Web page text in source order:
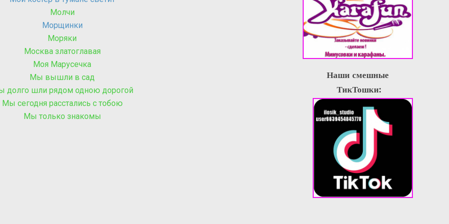
Наши смешные
ТикТошки:
Молчи
Морщинки
Моряки
Москва златоглавая
Моя Марусечка
Мы вышли в сад
долго шли рядом одною дорогой
Мы сегодня расстались с тобою
Мы только знакомы